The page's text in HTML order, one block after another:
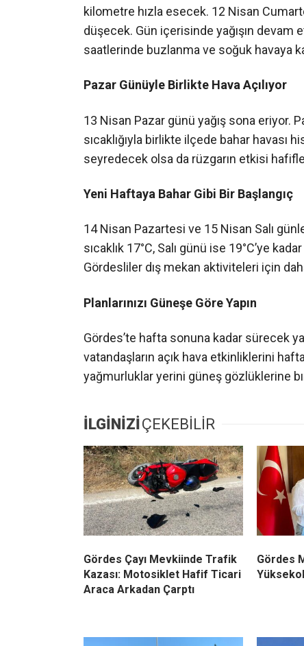
kilometre hızla esecek. 12 Nisan
düşecek. Gün içerisinde yağışın devam
saatlerinde buzlanma ve soğuk havaya
Pazar Günüyle Birlikte Hava Açılıyor
13 Nisan Pazar günü yağış sona eriyor.
sıcaklığıyla birlikte ilçede bahar havası
seyredecek olsa da rüzgarın etkisi
Yeni Haftaya Bahar Gibi Bir Başlangıç
14 Nisan Pazartesi ve 15 Nisan Salı
sıcaklık 17°C, Salı günü ise 19°C’ye
Gördesliler dış mekan aktiviteleri için
Planlarınızı Güneşe Göre Yapın
Gördes’te hafta sonuna kadar sürecek
vatandaşların açık hava etkinliklerini
yağmurluklar yerini güneş gözlüklerine
İLGİNİZİÇEKEBİLİR
Gördes Çayı Mevkiinde Trafik
Kazası: Motosiklet Hafif Ticari
Araca Arkadan Çarptı
Gördes